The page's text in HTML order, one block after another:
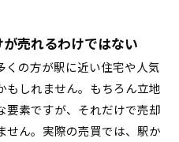
売れるわけではない
くの方が駅に近い住宅や人気
もしれません。もちろん立地
要素ですが、それだけで売却
せん。実際の売買では、駅か